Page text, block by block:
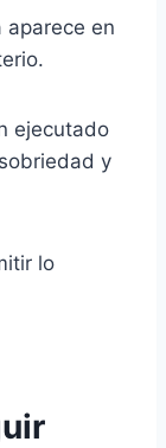
aparece en
ejecutado
y
lo